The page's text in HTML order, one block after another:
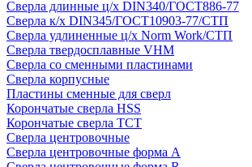
Сверла длинные ц/х DIN340/ГОСТ886-77
Сверла к/х DIN345/ГОСТ10903-77/СТП
Сверла удлиненные ц/х Norm Work/СТП
Сверла твердосплавные VHM
Сверла со сменными пластинами
Сверла корпусные
Пластины сменные для сверл
Корончатые сверла HSS
Корончатые сверла TCT
Сверла центровочные
Сверла центровочные форма A